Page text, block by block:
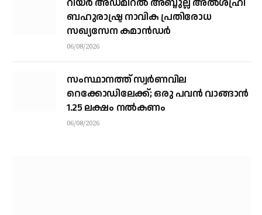
റിയര്‍ അഡ്മിറല്‍ അബ്ദുല്ല അല്‍ശഹ്രി
ബഹുരാഷ്ട്ര നാവിക പ്രതിരോധ
സഖ്യസേന കമാന്‍ഡര്‍
06/08/2026
സംസ്ഥാനത്ത് സ്വര്‍ണവില
റെക്കോഡിലേക്ക്; ഒരു പവന്‍ വാങ്ങാന്‍
1.25 ലക്ഷം നല്‍കണം
06/08/2026